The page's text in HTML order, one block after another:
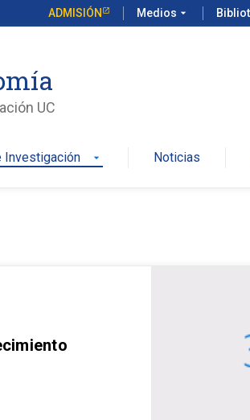
ADMISIÓN Medios arrow_drop_down
UC
Investigación arrow_drop_down Noticias